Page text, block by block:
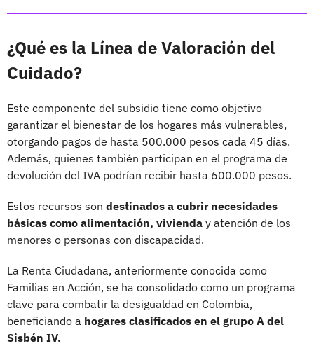
¿Qué es la Línea de Valoración del
Cuidado?
Este componente del subsidio tiene como objetivo
garantizar el bienestar de los hogares más vulnerables,
otorgando pagos de hasta 500.000 pesos cada 45 días.
Además, quienes también participan en el programa de
devolución del IVA podrían recibir hasta 600.000 pesos.
Estos recursos son destinados a cubrir necesidades
básicas como alimentación, vivienda y atención de los
menores o personas con discapacidad.
La Renta Ciudadana, anteriormente conocida como
Familias en Acción, se ha consolidado como un programa
clave para combatir la desigualdad en Colombia,
beneficiando a hogares clasificados en el grupo A del
Sisbén IV.